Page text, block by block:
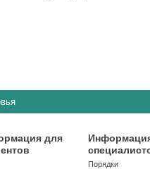
для
Порядки